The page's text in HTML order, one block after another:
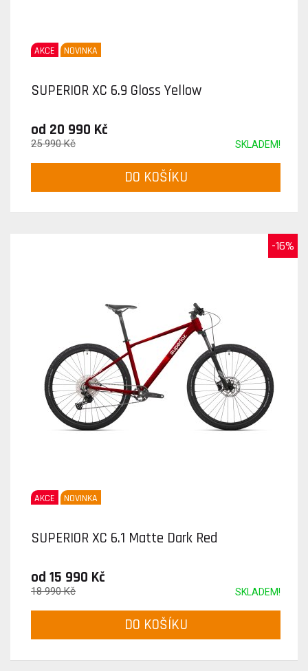
AKCE NOVINKA
SUPERIOR XC 6.9 Gloss Yellow
od 20 990 Kč
SKLADEM!
25 990 Kč
DO KOŠÍKU
-16%
AKCE NOVINKA
SUPERIOR XC 6.1 Matte Dark Red
od 15 990 Kč
SKLADEM!
18 990 Kč
DO KOŠÍKU